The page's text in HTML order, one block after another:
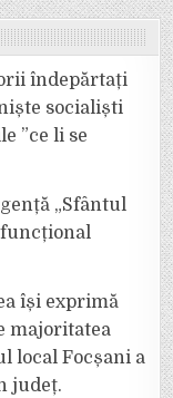
îndepărtați
socialiști
”ce li se
„Sfântul
funcțional
își exprimă
majoritatea
local Focșani a
județ.